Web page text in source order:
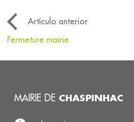
Artículo anterior
Fermeture mairie
MAIRIE DE CHASPINHAC